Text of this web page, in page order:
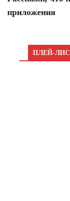
приложения
ПЛЕЙ-